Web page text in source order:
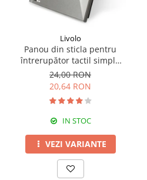
Livolo
Panou din sticla pentru
întrerupător tactil simplu
Livolo
24,00 RON
20,64 RON
IN STOC
VEZI VARIANTE